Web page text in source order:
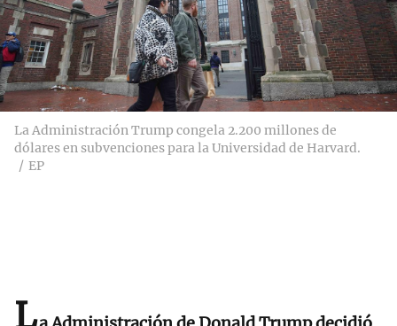
La Administración Trump congela 2.200 millones de
dólares en subvenciones para la Universidad de Harvard.
EP
L